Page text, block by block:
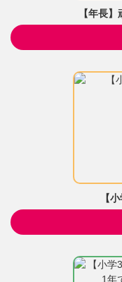
【年長
【